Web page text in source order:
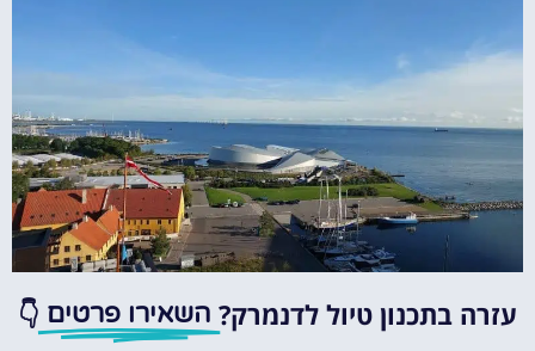
עזרה בתכנון טיול לדנמרק? השאירו פרטים 👇